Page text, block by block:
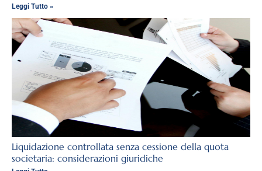
Leggi Tutto »
Liquidazione controllata senza cessione della quota
societaria: considerazioni giuridiche